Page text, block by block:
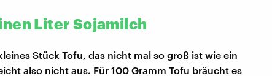
Liter Sojamilch
Stück Tofu, das nicht mal so groß ist wie ein
also nicht aus. Für 100 Gramm Tofu bräucht es